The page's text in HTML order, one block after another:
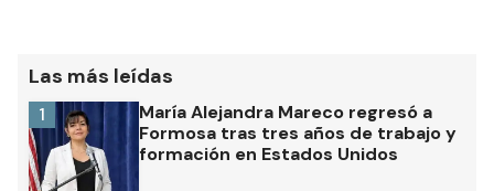
Las más leídas
María Alejandra Mareco regresó a
Formosa tras tres años de trabajo y
formación en Estados Unidos
1